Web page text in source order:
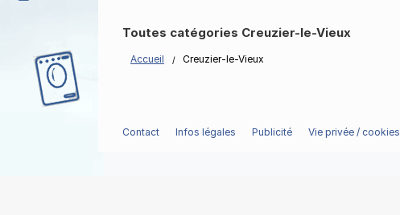
Toutes catégories Creuzier-le-Vieux
Accueil Creuzier-le-Vieux
Contact Infos légales Publicité Vie privée / cookies